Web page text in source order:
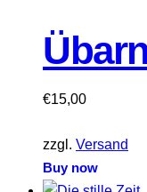
€15,00
zzgl. Versand
Buy now